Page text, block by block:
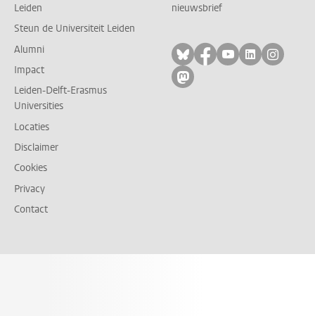
Leiden
Steun de Universiteit Leiden
Alumni
Impact
Leiden-Delft-Erasmus
Universities
Locaties
Disclaimer
Cookies
Privacy
Contact
nieuwsbrief
Volg ons op bluesky
Volg ons op
Volg ons op
Volg ons
Volg
Volg ons op mastodon